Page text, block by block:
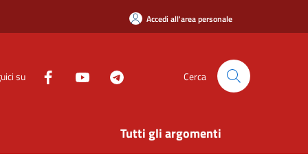
Accedi all'area personale
su Cerca
Tutti gli argomenti